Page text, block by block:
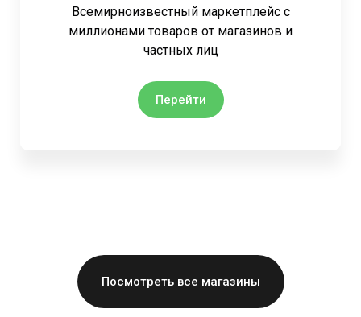
Всемирноизвестный маркетплейс с
миллионами товаров от магазинов и
частных лиц
Перейти
Посмотреть все магазины